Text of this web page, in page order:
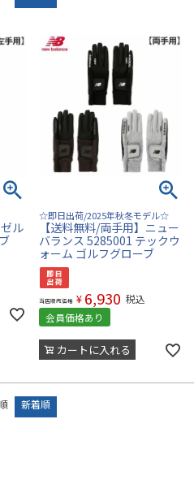
ル
☆即日出荷/2025年秋冬モデル☆
【送料無料/両手用】ニュー
バランス 5285001 テックウ
ォーム ゴルフグローブ
当店販売価格 ¥ 6,930 税込
会員価格あり
カートに入れる
新着順